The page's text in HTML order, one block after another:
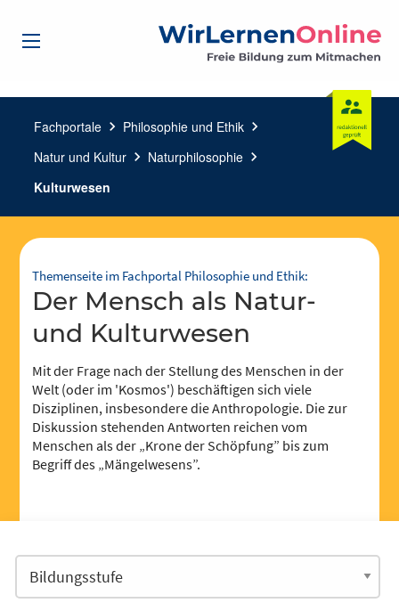
Fachportale chevron_right Philosophie und Ethik chevron_right
Natur und Kultur chevron_right Naturphilosophie chevron_right
Kulturwesen
Themenseite im Fachportal Philosophie und Ethik:
der Mensch als Natur-
und Kulturwesen
Mit der Frage nach der Stellung des Menschen in der
Welt (oder im 'Kosmos') beschäftigen sich viele
Disziplinen, insbesondere die Anthropologie. Die zur
Diskussion stehenden Antworten reichen vom
Menschen als der „Krone der Schöpfung” bis zum
Begriff des „Mängelwesens”.